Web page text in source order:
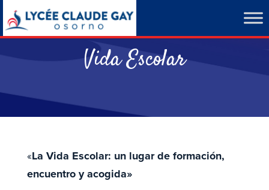
Vida Escolar
«La Vida Escolar: un lugar de formación,
encuentro y acogida»